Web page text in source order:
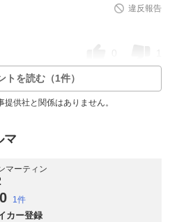
違反報告
トを読む（1件）
供社と関係はありません。
マ
マーティン
0 1件
カー登録